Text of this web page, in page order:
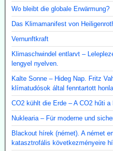
Wo bleibt die globale Erwärmung?
Das Klimamanifest von
Vernunftkraft
Klimaschwindel entlarvt –
lengyel nyelven.
Kalte Sonne – Hideg Nap. Fritz
klímatudósok által fenntartott
CO2 kühlt die Erde – A CO2 hűti a
Nuklearia – Für moderne und
Blackout hírek (német). A német
katasztrofális következményeire